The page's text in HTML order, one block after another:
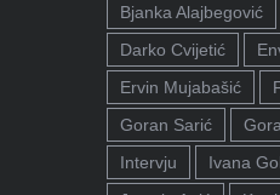
Bjanka Alajbegović
Darko Cvijetić
Ervin Mujabašić
Goran Sarić
Intervju
Ivana